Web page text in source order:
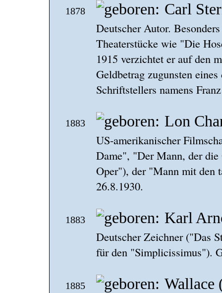
1878 Carl
Deutscher Autor.
Theaterstücke wie "Die
1915 verzichtet er auf den
Geldbetrag zugunsten
Schriftstellers namens
1883 Lon
US-amerikanischer
Dame", "Der Mann, der die
Oper"), der "Mann mit den
26.8.1930.
1883 Karl
Deutscher Zeichner ("Das
für den "Simplicissimus").
1885 Wallace